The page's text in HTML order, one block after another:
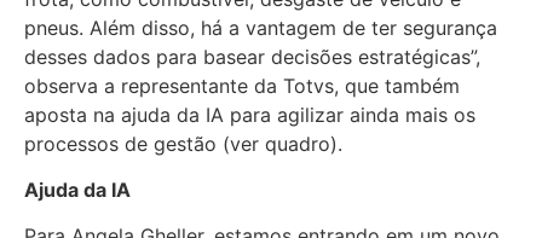
pneus. Além disso, há a vantagem de ter segurança
desses dados para basear decisões estratégicas”,
observa a representante da Totvs, que também
aposta na ajuda da IA para agilizar ainda mais os
processos de gestão (ver quadro).
Ajuda da IA